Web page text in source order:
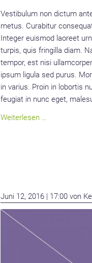
Vestibulum non dictum
metus. Curabitur
Integer euismod laoreet
turpis, quis fringilla diam.
tempor, est nisi
ipsum ligula sed purus.
in varius. Proin in lobortis
feugiat in nunc eget,
Weiterlesen …
Juni 12, 2016 | 17:00von